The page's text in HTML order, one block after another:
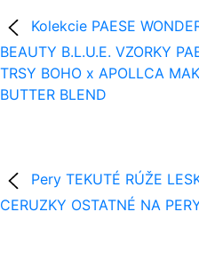
Kolekcie PAESE
BEAUTY B.L.U.E. VZORKY
TRSY BOHO x APOLLCA
BUTTER BLEND
Pery TEKUTÉ RÚŽE
CERUZKY OSTATNÉ NA